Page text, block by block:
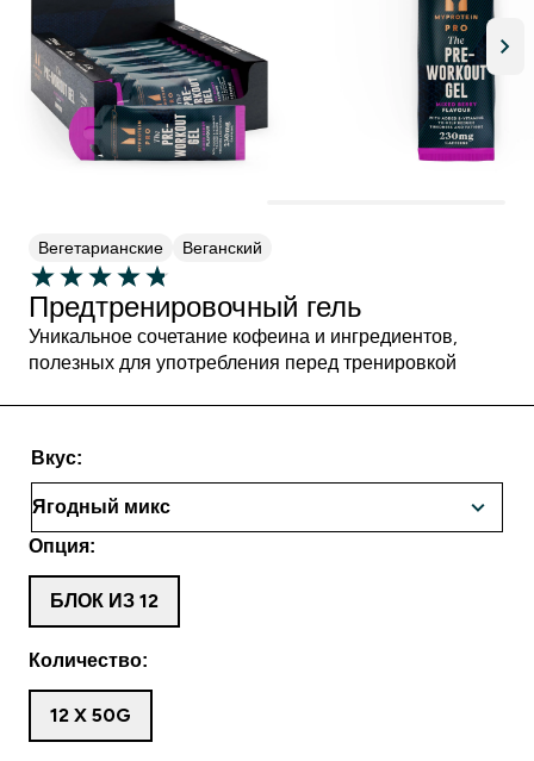
Вегетарианские Веганский
Предтренировочный гель
Уникальное сочетание кофеина и ингредиентов,
полезных для употребления перед тренировкой
Вкус:
Количество:
12 X 50G
Опция:
БЛОК ИЗ 12